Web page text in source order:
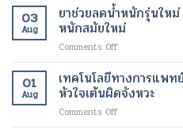
โดย
ไม่
ต้อง
ให้
กลับ
ตาม
ปกติ
อีก
ระดับ
นาโน
วงการ
เพื่อ
ฉีด
กระตุ้น
การ
สร้าง
ล
ลา
03
Aug
ยาช่วยลดน้ำหนักรุ่นให
หนักสมัยใหม่
Comments Offon
ช่วย
ลด
น้ำ
หนัก
01
Aug
เทคโนโลยีทางการแพ
หัวใจเต้นผิดจังหวะ
Comments Offon